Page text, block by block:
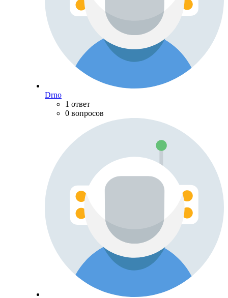
Drno
1 ответ
0 вопросов